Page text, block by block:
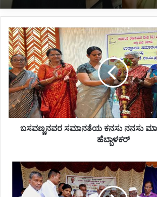
ಬಸವಣ್ಣನವರ
ಸಮಾನತೆಯ
ಕನಸು
ನನಸು
ಮಾಡಬೇಕಿದೆ
-
ಲಕ್ಷ್ಮೀ
ಹೆಬ್ಬಾಳಕರ್
ಬಸವಣ್ಣನವರ ಸಮಾನತೆಯ ಕನಸು ನನಸು
ಹೆಬ್ಬಾಳಕರ್
ಸ್ಟೆಮ್
ರೊಬೋಟಿಕ್ಸ
ಇಂಜನಿಯರಿಂಗ್
ಪ್ರಯೋಗಾಲಯಕ್ಕೆ